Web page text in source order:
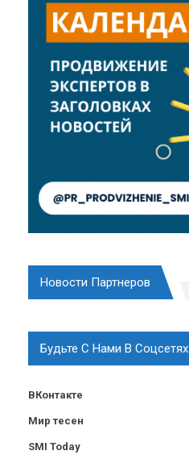
Новости Партнеров
Будьте С Нами В Соцсетях
ВКонтакте
Мир тесен
SMI Today